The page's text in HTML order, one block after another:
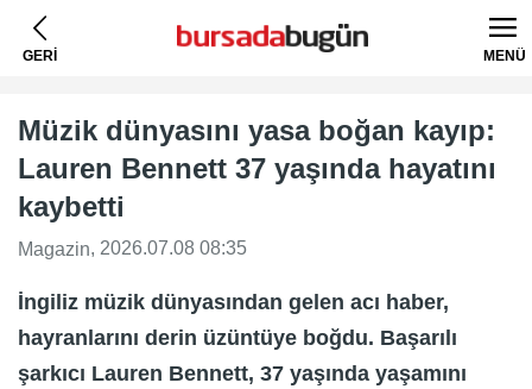
GERİ MENÜ
Müzik dünyasını yasa boğan kayıp:
Lauren Bennett 37 yaşında hayatını
kaybetti
Magazin, 2026.07.08 08:35
İngiliz müzik dünyasından gelen acı haber,
hayranlarını derin üzüntüye boğdu. Başarılı
şarkıcı Lauren Bennett, 37 yaşında yaşamını